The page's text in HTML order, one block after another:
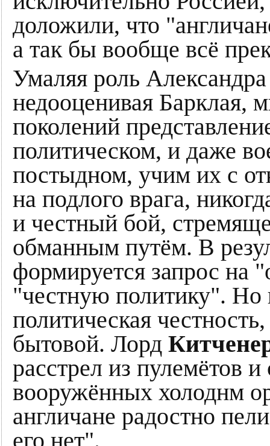
доложили, что
а так бы вообще всё
Умаляя роль
недооценивая Барклая,
поколений
политическом, и даже
постыдном, учим их с
на подлого врага,
и честный бой,
обманным путём. В
формируется запрос на
"честную политику". Но
политическая
бытовой. Лорд
расстрел из пулемётов
вооружённых холоднм
англичане радостно
его нет".